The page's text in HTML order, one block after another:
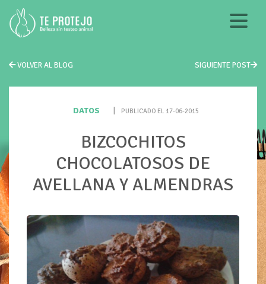
VOLVER AL BLOG SIGUIENTE POST
DATOS PUBLICADO EL 17-06-2015
BIZCOCHITOS
CHOCOLATOSOS DE
AVELLANA Y ALMENDRAS